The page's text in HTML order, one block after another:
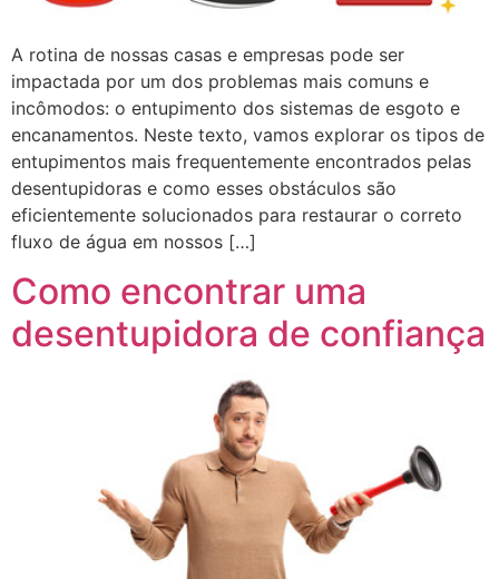
A rotina de nossas casas e empresas pode ser
impactada por um dos problemas mais comuns e
incômodos: o entupimento dos sistemas de esgoto e
encanamentos. Neste texto, vamos explorar os tipos de
entupimentos mais frequentemente encontrados pelas
desentupidoras e como esses obstáculos são
eficientemente solucionados para restaurar o correto
fluxo de água em nossos […]
Como encontrar uma
desentupidora de confiança